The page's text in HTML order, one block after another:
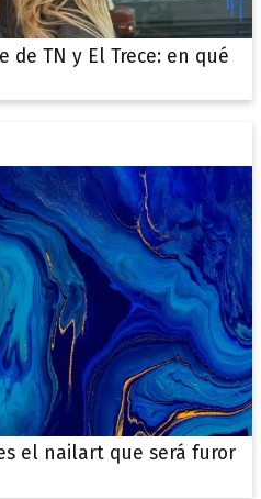
de TN y El Trece: en qué
el nailart que será furor